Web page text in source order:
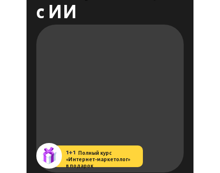
с ИИ
11111 Полный курс
«Интернет-маркетолог»
в подарок
1+1